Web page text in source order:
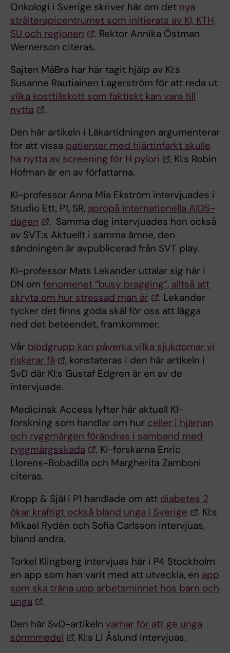
Onkologi i Sverige skriver här om det nya
strålterapicentrumet som initierats av KI, KTH,
SU och regionen
. Rektor Annika Östman
Wernerson citeras.
Sajten MåBra har här tagit hjälp av KI:s
Susanne Rautiainen Lagerström för att reda ut
vilka kosttillskott som faktiskt kan vara till
nytta
.
Den här artikeln i Läkartidningen argumenterar
för att vissa patienter med hjärtinfarkt skulle
ha nytta av screening för H pylori
, KI:s Robin
Hofman är en av författarna.
KI-professor Anna Mia Ekström intervjuades i
Studio Ett, P1, SR, apropå internationella AIDS-
dagen
. Samma dag intervjuades hon också
av SVT:s Aktuellt i samma ämne, den
sändningen är avpublicerad från SVT play.
KI-professor Mats Lekander uttalar sig här i
DN om fenomenet ”busy bragging”, alltså att
skryta om hur stressad man är
. Lekander
tycker det finns goda skäl för oss att lägga
ned det beteendet, framkommer.
Vår blodgrupp kan påverka vilka sjukdomar vi
riskerar få
, konstateras i den här artikeln i
SvD där KI:s Gustaf Edgren är en av de
intervjuade.
Medicinsk Access lyfter här aktuell KI-
forskning som handlar om hur celler i hjärnan
och ryggmärgen förändras i samband med
ryggmärgsskada
. KI-forskarna Enric
Llorens-Bobadilla och Margherita Zamboni
citeras.
Kropp & Själ i P1 handlade om att diabetes 2
ökar kraftigt också bland unga i Sverige
. KI:s
Mikael Rydén och Sofia Carlsson intervjuas,
bland andra.
Torkel Klingberg intervjuas här i P4 Stockholm
en app som han varit med att utveckla, en app
som ska träna upp arbetsminnet hos barn och
unga
.
Den här SvD-artikeln varnar för att ge unga
sömnmedel
, KI:s Li Åslund intervjuas.